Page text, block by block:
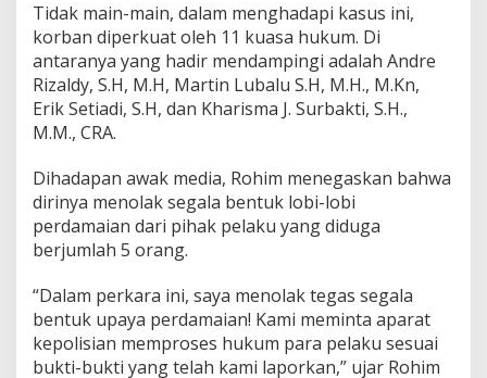
o
a
K
o
r
P
e
n
g
i
a
y
a
Tidak main-main, dalam menghadapi kasus ini,
korban diperkuat oleh 11 kuasa hukum. Di
antaranya yang hadir mendampingi adalah Andre
Rizaldy, S.H, M.H, Martin Lubalu S.H, M.H., M.Kn,
Erik Setiadi, S.H, dan Kharisma J. Surbakti, S.H.,
M.M., CRA.
Dihadapan awak media, Rohim menegaskan bahwa
dirinya menolak segala bentuk lobi-lobi
perdamaian dari pihak pelaku yang diduga
berjumlah 5 orang.
“Dalam perkara ini, saya menolak tegas segala
bentuk upaya perdamaian! Kami meminta aparat
kepolisian memproses hukum para pelaku sesuai
bukti-bukti yang telah kami laporkan,” ujar Rohim